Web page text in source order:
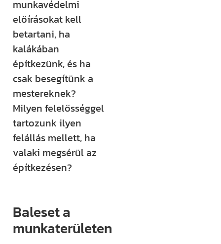
munkavédelmi
előírásokat kell
betartani, ha
kalákában
építkezünk, és ha
csak besegítünk a
mestereknek?
Milyen felelősséggel
tartozunk ilyen
felállás mellett, ha
valaki megsérül az
építkezésen?
Baleset a
munkaterületen